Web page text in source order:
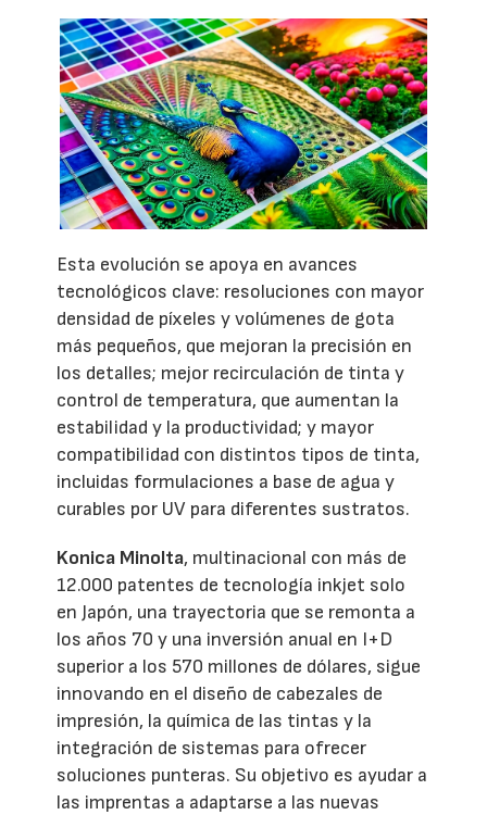
Esta evolución se apoya en avances
tecnológicos clave: resoluciones con mayor
densidad de píxeles y volúmenes de gota
más pequeños, que mejoran la precisión en
los detalles; mejor recirculación de tinta y
control de temperatura, que aumentan la
estabilidad y la productividad; y mayor
compatibilidad con distintos tipos de tinta,
incluidas formulaciones a base de agua y
curables por UV para diferentes sustratos.
Konica Minolta, multinacional con más de
12.000 patentes de tecnología inkjet solo
en Japón, una trayectoria que se remonta a
los años 70 y una inversión anual en I+D
superior a los 570 millones de dólares, sigue
innovando en el diseño de cabezales de
impresión, la química de las tintas y la
integración de sistemas para ofrecer
soluciones punteras. Su objetivo es ayudar a
las imprentas a adaptarse a las nuevas